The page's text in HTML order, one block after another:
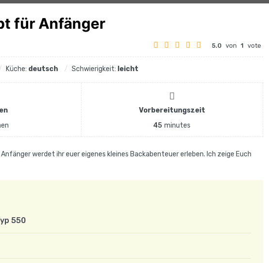
für Anfänger
5.0 von 1 vote
Küche: deutsch Schwierigkeit: leicht
Vorbereitungszeit
45 minutes
werdet ihr euer eigenes kleines Backabenteuer erleben. Ich zeige Euch
550